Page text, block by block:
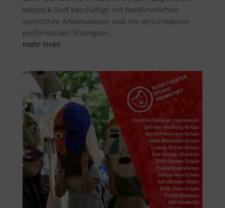
Woyzeck-Stoff beschäftigt: mit herkömmlichen
szenischen Arbeitsweisen und mit verschiedenen
performativen Strategien...
mehr lesen